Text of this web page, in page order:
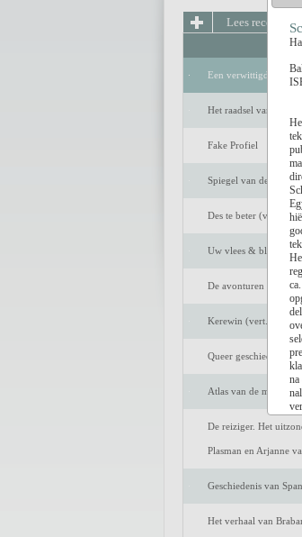
Lees recensie
Een verwittigd man is
Het raadsel van de
Fake Profiel
Spiegel van de ziel
Des te beter (vert.
Uw vlees & bloed
De avonturen van
Kerewin (vert.
Queer geschiedenis
Atlas van de
De reiziger. Het
Plasman en Arjanne
Geschiedenis van
Het verhaal van
na